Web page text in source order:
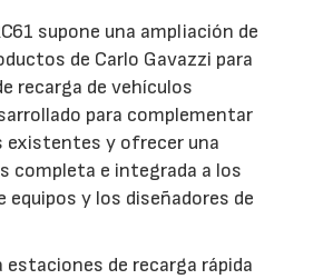
supone una ampliación de
de Carlo Gavazzi para
recarga de vehículos
para complementar
existentes y ofrecer una
completa e integrada a los
equipos y los diseñadores de
estaciones de recarga rápida